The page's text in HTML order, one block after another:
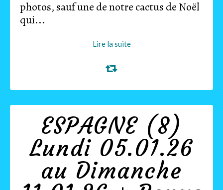
photos, sauf une de notre cactus de Noël
qui...
Lire la suite
ESPAGNE (8)
Lundi 05.01.26
au Dimanche